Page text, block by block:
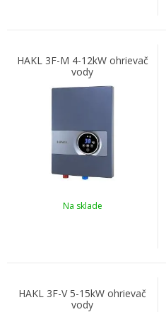
HAKL 3F-M 4-12kW ohrievač
vody
Na sklade
HAKL 3F-V 5-15kW ohrievač
vody